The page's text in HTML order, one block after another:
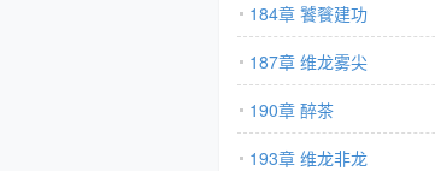
184章 饕餮建功
187章 维龙雾尖
190章 醉茶
193章 维龙非龙